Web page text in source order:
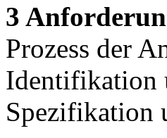
3
Prozess der
Identifikation
Spezifikation